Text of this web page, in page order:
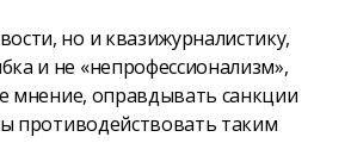
но и квазижурналистику,
и не «непрофессионализм»,
мнение, оправдывать санкции
противодействовать таким